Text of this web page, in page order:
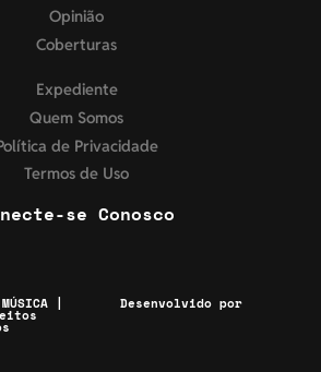
Opinião
Coberturas
Expediente
Quem Somos
de Privacidade
Termos de Uso
se Conosco
| Desenvolvido por